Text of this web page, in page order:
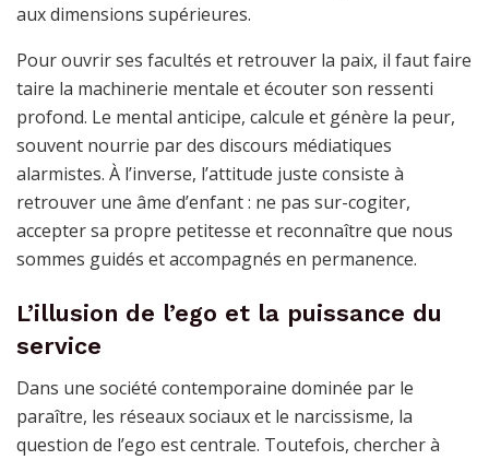
aux dimensions supérieures.
Pour ouvrir ses facultés et retrouver la paix, il faut faire
taire la machinerie mentale et écouter son ressenti
profond. Le mental anticipe, calcule et génère la peur,
souvent nourrie par des discours médiatiques
alarmistes. À l’inverse, l’attitude juste consiste à
retrouver une âme d’enfant : ne pas sur-cogiter,
accepter sa propre petitesse et reconnaître que nous
sommes guidés et accompagnés en permanence.
L’illusion de l’ego et la puissance du
service
Dans une société contemporaine dominée par le
paraître, les réseaux sociaux et le narcissisme, la
question de l’ego est centrale. Toutefois, chercher à